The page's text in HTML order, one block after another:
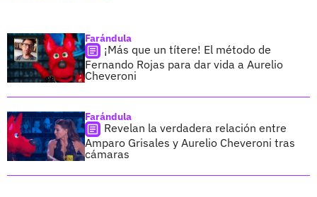
Farándula
¡Más que un títere! El método de
Fernando Rojas para dar vida a Aurelio
Cheveroni
Farándula
Revelan la verdadera relación entre
Amparo Grisales y Aurelio Cheveroni tras
cámaras